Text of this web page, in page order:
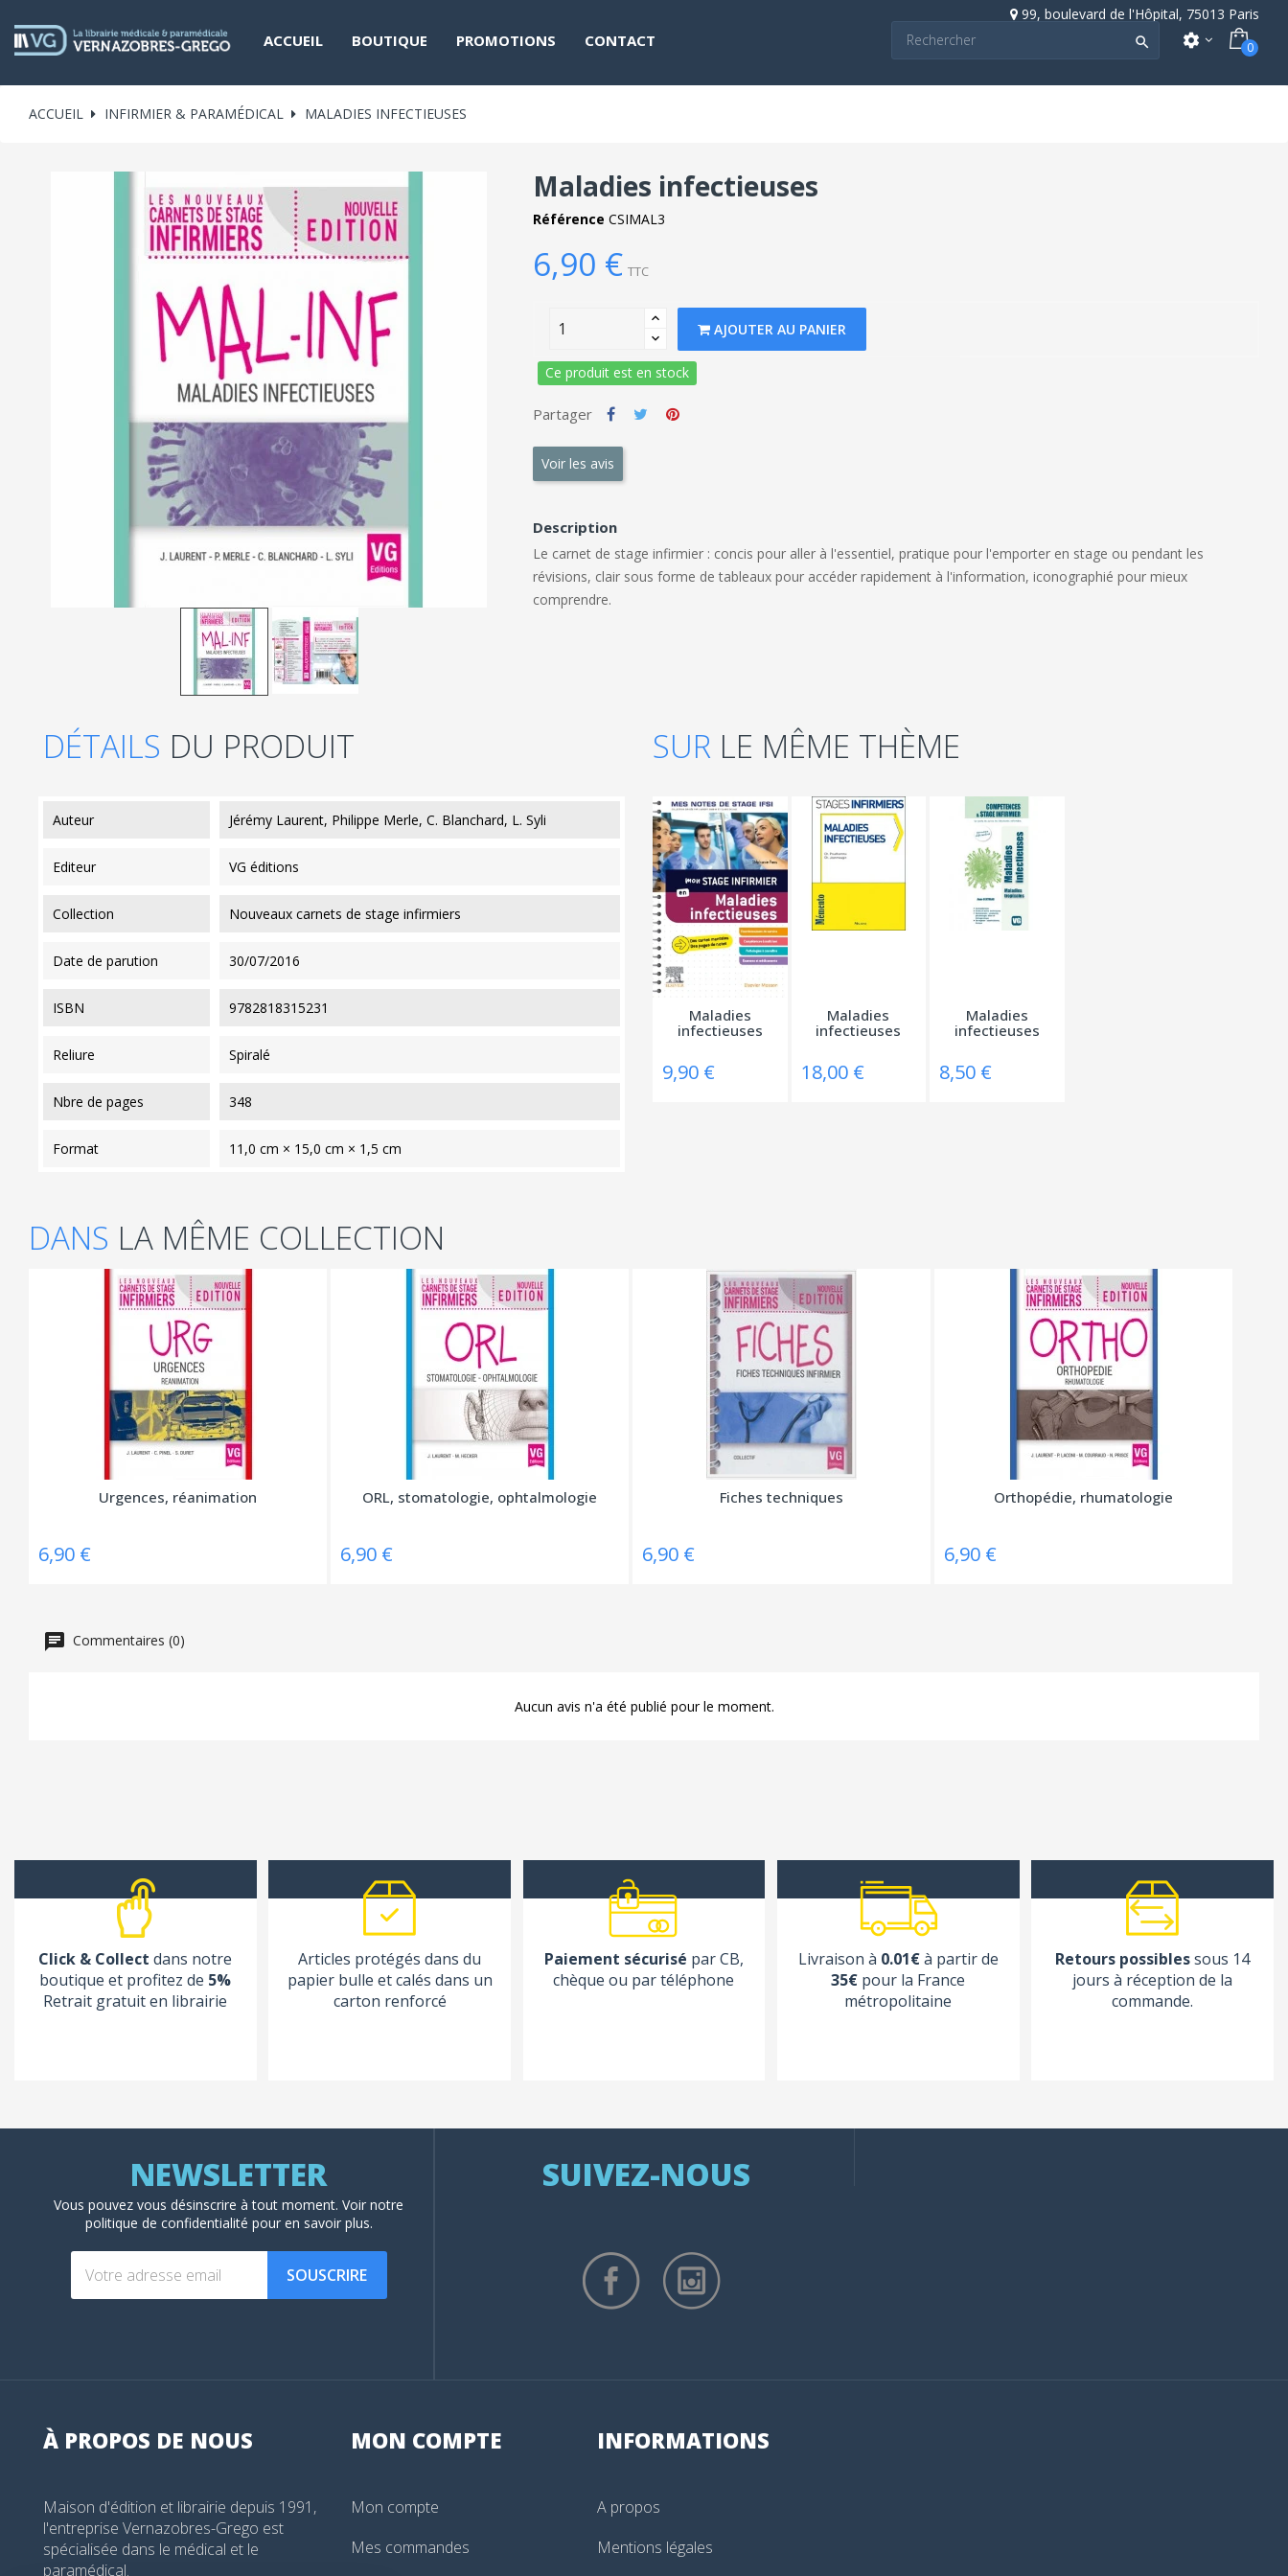
99, boulevard de l'Hôpital, 75013 Paris
ACCUEIL BOUTIQUE PROMOTIONS CONTACT  settings 0
ACCUEIL INFIRMIER & PARAMÉDICAL MALADIES INFECTIEUSES
Maladies infectieuses
Référence CSIMAL3
6,90 € TTC
AJOUTER AU PANIER
Ce produit est en stock
Partager
Voir les avis
Description
Le carnet de stage infirmier : concis pour aller à l'essentiel, pratique pour l'emporter en stage ou pendant les
révisions, clair sous forme de tableaux pour accéder rapidement à l'information, iconographié pour mieux
comprendre.
DÉTAILS DU PRODUIT
auteur Jérémy Laurent, Philippe Merle, C. Blanchard, L. Syli
editeur VG éditions
collection Nouveaux carnets de stage infirmiers
date de parution 30/07/2016
ISBN 9782818315231
reliure Spiralé
nbre de pages 348
format 11,0 cm × 15,0 cm × 1,5 cm
SUR LE MÊME THÈME
Maladies
infectieuses
9,90 €
Maladies
infectieuses
18,00 €
Maladies
infectieuses
8,50 €
DANS LA MÊME COLLECTION
Urgences, réanimation
6,90 €
ORL, stomatologie, ophtalmologie
6,90 €
Fiches techniques
6,90 €
Orthopédie, rhumatologie
6,90 €
Commentaires (0)
Aucun avis n'a été publié pour le moment.
Click & Collect dans notre
boutique et profitez de 5%
Retrait gratuit en librairie
Articles protégés dans du
papier bulle et calés dans un
carton renforcé
Paiement sécurisé par CB,
chèque ou par téléphone
Livraison à 0.01€à partir de
35€ pour la France
métropolitaine
Retours possiblessous 14
jours à réception de la
commande.
Vous pouvez vous désinscrire à tout moment. Voirnotre
politique de confidentialité pour en savoir plus.
SOUSCRIRE
SUIVEZ-NOUS
À PROPOS DE NOUS
Maison d'édition et librairie depuis 1991,
l'entreprise Vernazobres-Grego est
spécialisée dans le médical et le
paramédical.
MON COMPTE
Mon compte
Mes commandes
INFORMATIONS
A propos
Mentions légales